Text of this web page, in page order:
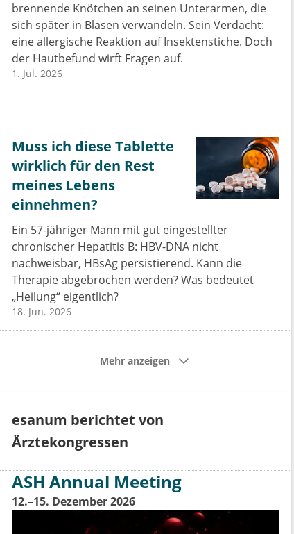
brennende Knötchen an seinen Unterarmen, die
sich später in Blasen verwandeln. Sein Verdacht:
eine allergische Reaktion auf Insektenstiche. Doch
der Hautbefund wirft Fragen auf.
1. Jul. 2026
Muss ich diese Tablette
wirklich für den Rest
meines Lebens
einnehmen?
Ein 57-jähriger Mann mit gut eingestellter
chronischer Hepatitis B: HBV-DNA nicht
nachweisbar, HBsAg persistierend. Kann die
Therapie abgebrochen werden? Was bedeutet
„Heilung“ eigentlich?
18. Jun. 2026
Mehr anzeigen
esanum berichtet von
Ärztekongressen
ASH Annual Meeting
12.–15. Dezember 2026